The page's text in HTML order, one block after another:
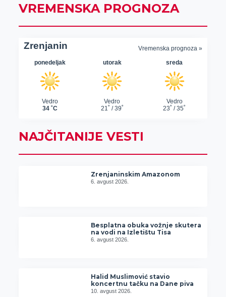
VREMENSKA PROGNOZA
NAJČITANIJE VESTI
Zrenjaninskim Amazonom
6. avgust 2026.
Besplatna obuka vožnje skutera
na vodi na Izletištu Tisa
6. avgust 2026.
Halid Muslimović stavio
koncertnu tačku na Dane piva
10. avgust 2026.